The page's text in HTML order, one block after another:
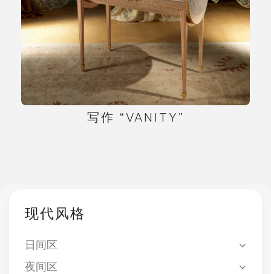
写作 “VANITY”
现代风格
日间区
夜间区